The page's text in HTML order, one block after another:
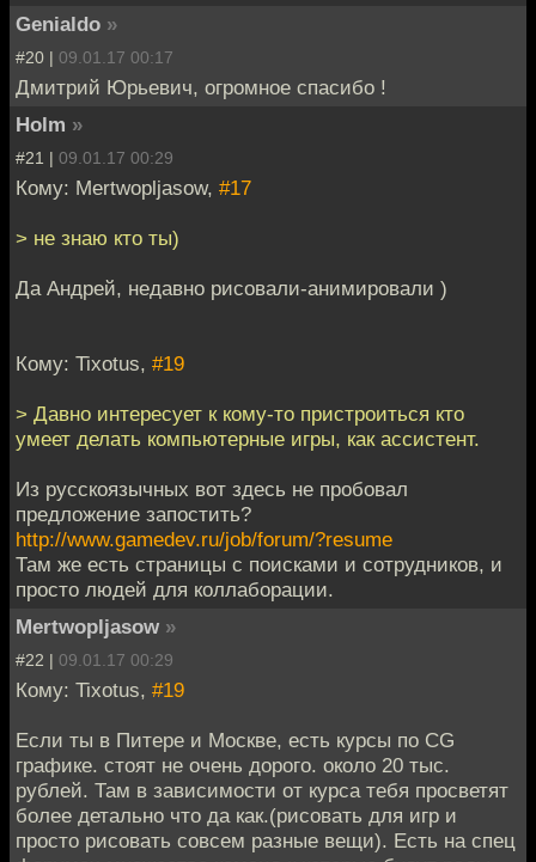
Genialdo »
#20 | 09.01.17 00:17
Дмитрий Юрьевич, огромное спасибо !
Holm »
#21 | 09.01.17 00:29
Кому: Mertwopljasow, #17
> не знаю кто ты)
Да Андрей, недавно рисовали-анимировали )
Кому: Tixotus, #19
> Давно интересует к кому-то пристроиться кто
умеет делать компьютерные игры, как ассистент.
Из русскоязычных вот здесь не пробовал
предложение запостить?
http://www.gamedev.ru/job/forum/?resume
Там же есть страницы с поисками и сотрудников, и
просто людей для коллаборации.
Mertwopljasow »
#22 | 09.01.17 00:29
Кому: Tixotus, #19
Если ты в Питере и Москве, есть курсы по CG
графике. стоят не очень дорого. около 20 тыс.
рублей. Там в зависимости от курса тебя просветят
более детально что да как.(рисовать для игр и
просто рисовать совсем разные вещи). Есть на спец